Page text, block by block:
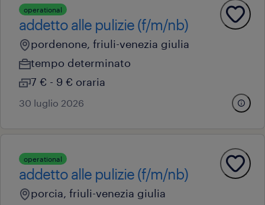
operational
addetto alle pulizie (f/m/nb)
pordenone, friuli-venezia giulia
tempo determinato
7 € - 9 € oraria
30 luglio 2026
operational
addetto alle pulizie (f/m/nb)
porcia, friuli-venezia giulia